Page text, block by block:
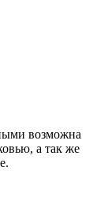
возможна
а так же